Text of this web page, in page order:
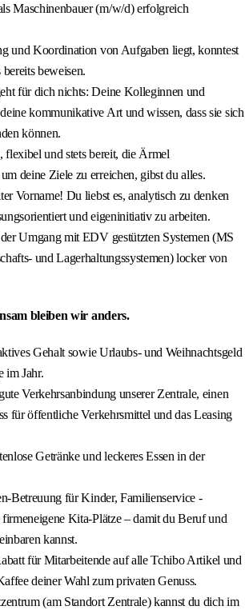
Maschinenbauer (m/w/d) erfolgreich
und Koordination von Aufgaben liegt, konntest
beweisen.
für dich nichts: Deine Kolleginnen und
kommunikative Art und wissen, dass sie sich
können.
flexibel und stets bereit, die Ärmel
deine Ziele zu erreichen, gibst du alles.
Vorname! Du liebst es, analytisch zu denken
und eigeninitiativ zu arbeiten.
Umgang mit EDV gestützten Systemen (MS
und Lagerhaltungssystemen) locker von
bleiben wir anders.
Gehalt sowie Urlaubs- und Weihnachtsgeld
im Jahr.
Verkehrsanbindung unserer Zentrale, einen
für öffentliche Verkehrsmittel und das Leasing
Getränke und leckeres Essen in der
Betreuung für Kinder, Familienservice -
Kita-Plätze – damit du Beruf und
kannst.
für Mitarbeitende auf alle Tchibo Artikel und
deiner Wahl zum privaten Genuss.
(am Standort Zentrale) kannst du dich im